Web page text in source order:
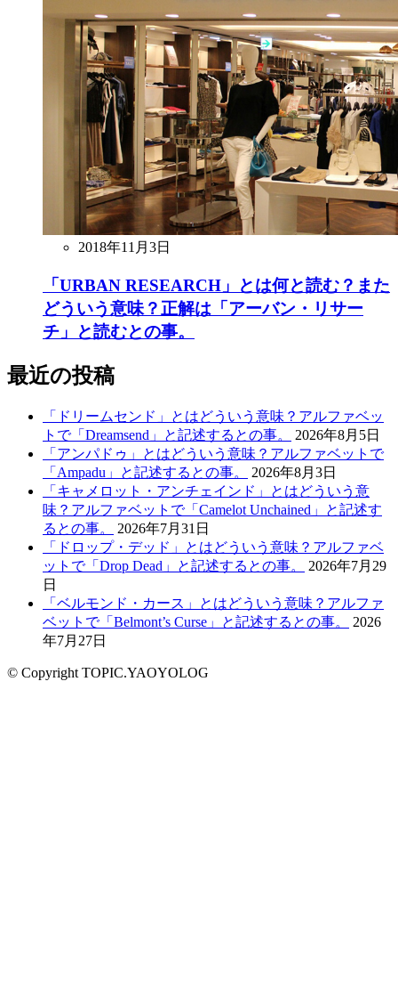
2018年11月3日
「URBAN RESEARCH」とは何と読む？また
どういう意味？正解は「アーバン・リサー
チ」と読むとの事。
最近の投稿
「ドリームセンド」とはどういう意味？アルファベッ
トで「Dreamsend」と記述するとの事。
2026年8月5日
「アンパドゥ」とはどういう意味？アルファベットで
「Ampadu」と記述するとの事。
2026年8月3日
「キャメロット・アンチェインド」とはどういう意
味？アルファベットで「Camelot Unchained」と記述す
るとの事。
2026年7月31日
「ドロップ・デッド」とはどういう意味？アルファベ
ットで「Drop Dead」と記述するとの事。
2026年7月29
日
「ベルモンド・カース」とはどういう意味？アルファ
ベットで「Belmont’s Curse」と記述するとの事。
2026
年7月27日
© Copyright TOPIC.YAOYOLOG